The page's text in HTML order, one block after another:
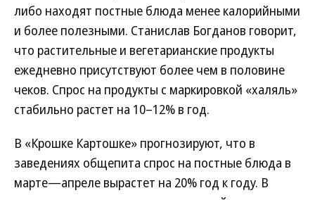
либо находят постные блюда менее калорийными
и более полезными. Станислав Богданов говорит,
что растительные и вегетарианские продукты
ежедневно присутствуют более чем в половине
чеков. Спрос на продукты с маркировкой «халяль»
стабильно растет на 10–12% в год.
В «Крошке Картошке» прогнозируют, что в
заведениях общепита спрос на постные блюда в
марте—апреле вырастет на 20% год к году. В